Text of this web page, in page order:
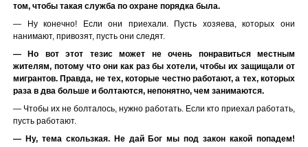
том, чтобы такая служба по охране порядка была.
— Ну конечно! Если они приехали. Пусть хозяева, которых они
нанимают, привозят, пусть они следят.
— Но вот этот тезис может не очень понравиться местным
жителям, потому что они как раз бы хотели, чтобы их защищали от
мигрантов. Правда, не тех, которые честно работают, а тех, которых
раза в два больше и болтаются, непонятно, чем занимаются.
— Чтобы их не болталось, нужно работать. Если кто приехал работать,
пусть работают.
— Ну, тема скользкая. Не дай Бог мы под закон какой попадем!